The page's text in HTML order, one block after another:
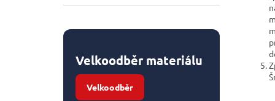
Velkoodběr materiálu
Velkoodběr